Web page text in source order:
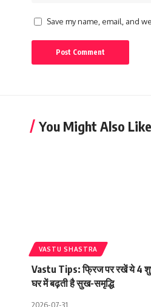
Save my name, email, and
You Might Also Like
VASTU SHASTRA
Vastu Tips: फ्रिज पर रखें ये 4
घर में बढ़ती है सुख-समृद्धि
2026-07-31